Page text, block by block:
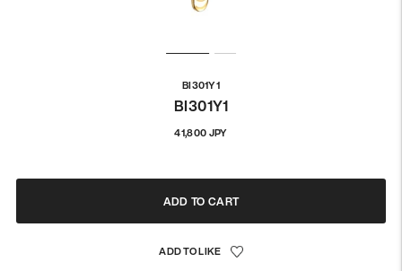
BI301Y1
BI301Y1
41,800 JPY通
格
ADD TO CART